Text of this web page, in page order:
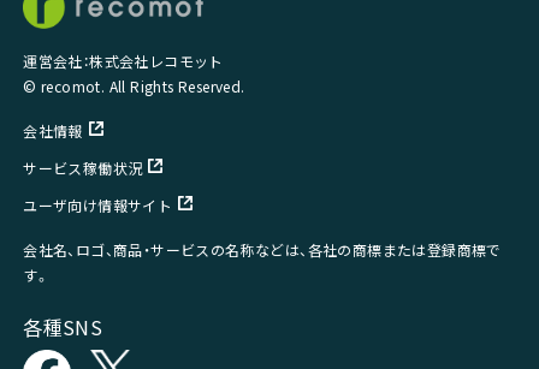
運営会社：株式会社レコモット
© recomot. All Rights Reserved.
会社情報
サービス稼働状況
ユーザ向け情報サイト
会社名、ロゴ、商品・サービスの名称などは、各社の商標または登録商標で
す。
各種SNS